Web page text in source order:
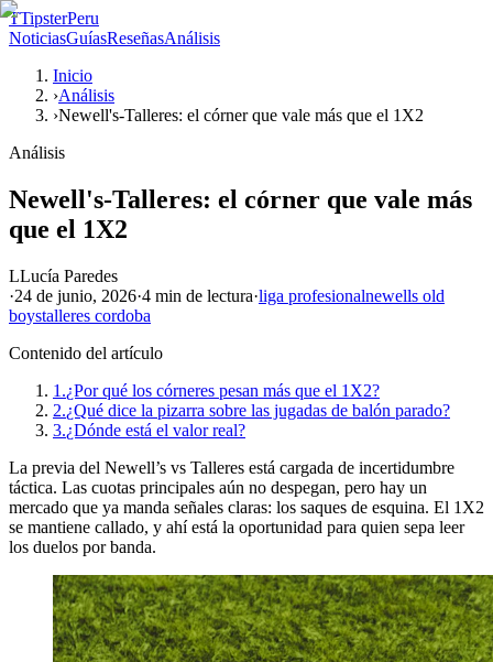
TTipsterPeru
NoticiasGuíasReseñasAnálisis
Inicio
›Análisis
›Newell's-Talleres: el córner que vale más que el 1X2
Análisis
Newell's-Talleres: el córner que vale más
que el 1X2
LLucía Paredes
·24 de junio, 2026·4 min de lectura·liga profesionalnewells old
boystalleres cordoba
Contenido del artículo
1.¿Por qué los córneres pesan más que el 1X2?
2.¿Qué dice la pizarra sobre las jugadas de balón parado?
3.¿Dónde está el valor real?
La previa del Newell’s vs Talleres está cargada de incertidumbre
táctica. Las cuotas principales aún no despegan, pero hay un
mercado que ya manda señales claras: los saques de esquina. El 1X2
se mantiene callado, y ahí está la oportunidad para quien sepa leer
los duelos por banda.